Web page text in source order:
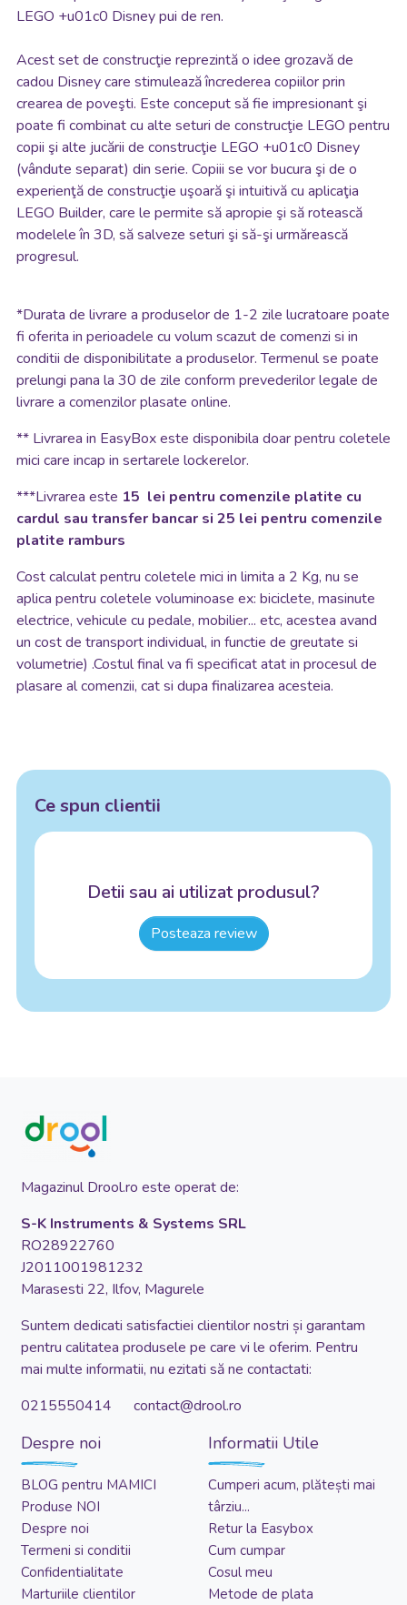
LEGO +u01c0 Disney pui de ren.
Acest set de construcţie reprezintă o idee grozavă de
cadou Disney care stimulează încrederea copiilor prin
crearea de poveşti. Este conceput să fie impresionant şi
poate fi combinat cu alte seturi de construcţie LEGO pentru
copii şi alte jucării de construcţie LEGO +u01c0 Disney
(vândute separat) din serie. Copiii se vor bucura şi de o
experienţă de construcţie uşoară şi intuitivă cu aplicaţia
LEGO Builder, care le permite să apropie şi să rotească
modelele în 3D, să salveze seturi şi să-şi urmărească
progresul.
*Durata de livrare a produselor de 1-2 zile lucratoare poate
fi oferita in perioadele cu volum scazut de comenzi si in
conditii de disponibilitate a produselor. Termenul se poate
prelungi pana la 30 de zile conform prevederilor legale de
livrare a comenzilor plasate online.
** Livrarea in EasyBox este disponibila doar pentru coletele
mici care incap in sertarele lockerelor.
***Livrarea este 15 lei pentru comenzile platite cu
cardul sau transfer bancar si 25 lei pentru comenzile
platite ramburs
Cost calculat pentru coletele mici in limita a 2 Kg, nu se
aplica pentru coletele voluminoase ex: biciclete, masinute
electrice, vehicule cu pedale, mobilier... etc, acestea avand
un cost de transport individual, in functie de greutate si
volumetrie) .Costul final va fi specificat atat in procesul de
plasare al comenzii, cat si dupa finalizarea acesteia.
Ce spun clientii
Detii sau ai utilizat produsul?
Posteaza review
Magazinul Drool.ro este operat de:
S-K Instruments & Systems SRL
RO28922760
J2011001981232
Marasesti 22, Ilfov, Magurele
Suntem dedicati satisfactiei clientilor nostri și garantam
pentru calitatea produsele pe care vi le oferim. Pentru
mai multe informatii, nu ezitati să ne contactati:
0215550414 contact@drool.ro
Despre noi
BLOG pentru MAMICI
Produse NOI
Despre noi
Termeni si conditii
Confidentialitate
Marturiile clientilor
Informatii Utile
Cumperi acum, plătești mai
târziu...
Retur la Easybox
Cum cumpar
Cosul meu
Metode de plata